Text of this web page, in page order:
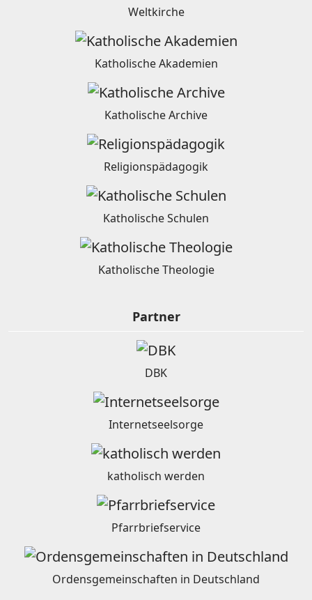
Weltkirche
Katholische Akademien
Katholische Archive
Religionspädagogik
Katholische Schulen
Katholische Theologie
Partner
DBK
Internetseelsorge
katholisch werden
Pfarrbriefservice
Ordensgemeinschaften in Deutschland